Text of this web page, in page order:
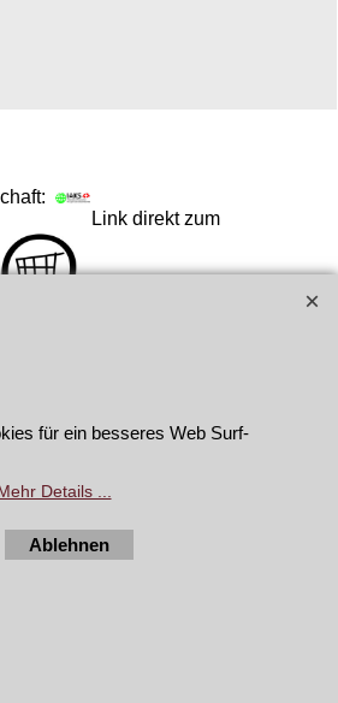
zum
Software.
für ein besseres Web Surf-
Details ...
Ablehnen